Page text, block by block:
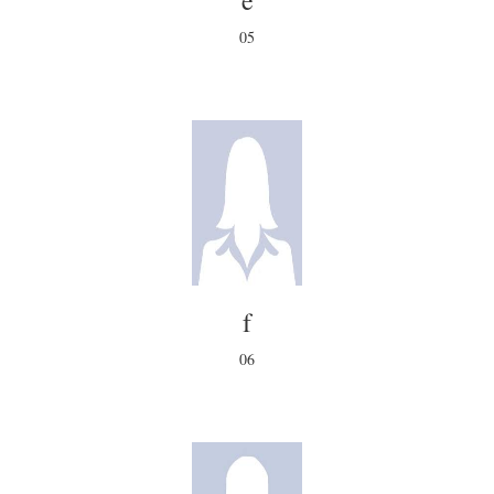
05
f
06